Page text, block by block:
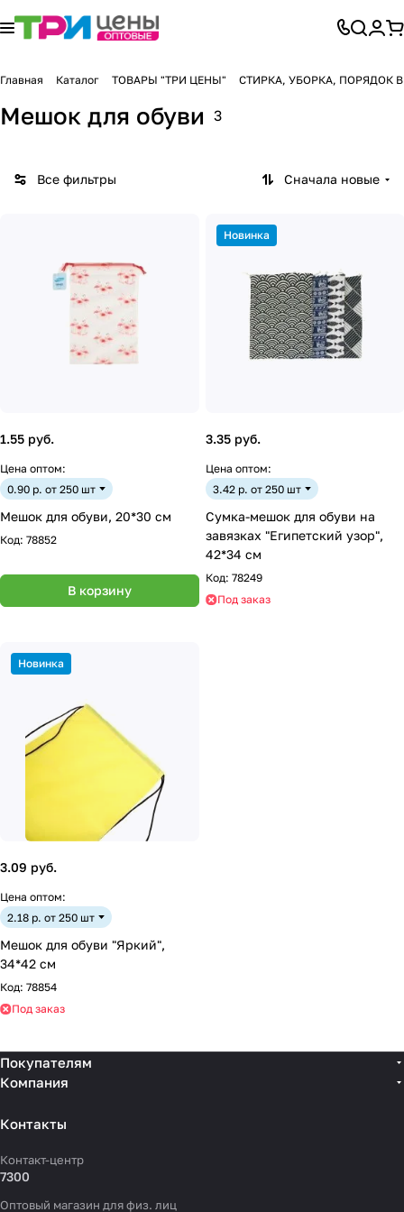
Главная Каталог ТОВАРЫ "ТРИ ЦЕНЫ" СТИРКА, УБОРКА, ПОРЯДОК
Мешок для обуви 3
Все фильтры Сначала новые
1.55 руб.
Цена оптом:
0.90 р. от 250 шт
Мешок для обуви, 20*30 см
Код: 78852
В корзину
Новинка
3.35 руб.
Цена оптом:
3.42 р. от 250 шт
Сумка-мешок для обуви на
завязках "Египетский узор",
42*34 см
Код: 78249
Под заказ
Новинка
3.09 руб.
Цена оптом:
2.18 р. от 250 шт
Мешок для обуви "Яркий",
34*42 см
Код: 78854
Под заказ
Покупателям
Компания
Контакты
Контакт-центр
7300
Оптовый магазин для физ. лиц